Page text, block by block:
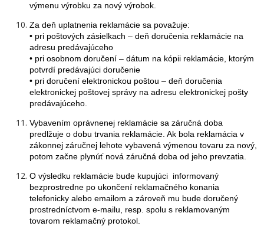
výmenu výrobku za nový výrobok.
Za deň uplatnenia reklamácie sa považuje:
• pri poštových zásielkach – deň doručenia reklamácie na
adresu predávajúceho
• pri osobnom doručení – dátum na kópii reklamácie, ktorým
potvrdí predávajúci doručenie
• pri doručení elektronickou poštou – deň doručenia
elektronickej poštovej správy na adresu elektronickej pošty
predávajúceho.
Vybavením oprávnenej reklamácie sa záručná doba
predlžuje o dobu trvania reklamácie. Ak bola reklamácia v
zákonnej záručnej lehote vybavená výmenou tovaru za nový,
potom začne plynúť nová záručná doba od jeho prevzatia.
O výsledku reklamácie bude kupujúci informovaný
bezprostredne po ukončení reklamačného konania
telefonicky alebo emailom a zároveň mu bude doručený
prostredníctvom e-mailu, resp. spolu s reklamovaným
tovarom reklamačný protokol.